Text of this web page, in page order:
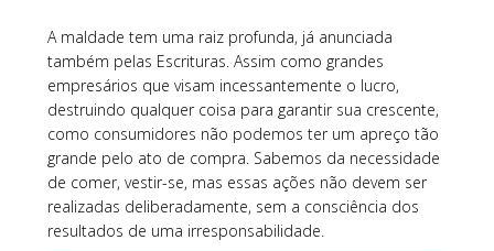
A maldade tem uma raiz profunda, já anunciada
também pelas Escrituras. Assim como grandes
empresários que visam incessantemente o lucro,
destruindo qualquer coisa para garantir sua crescente,
como consumidores não podemos ter um apreço tão
grande pelo ato de compra. Sabemos da necessidade
de comer, vestir-se, mas essas ações não devem ser
realizadas deliberadamente, sem a consciência dos
resultados de uma irresponsabilidade.